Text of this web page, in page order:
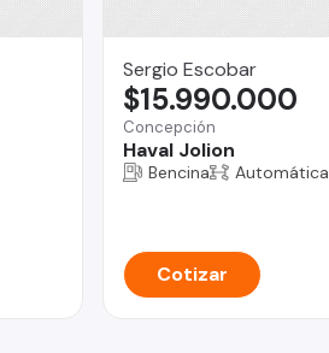
Sergio Escobar
Concepción
Haval Jolion
$15.990.000
Bencina Automática
Cotizar